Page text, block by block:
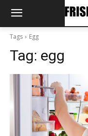
Tags Egg
Tag: egg